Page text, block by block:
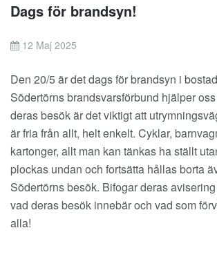
Dags för brandsyn!
12 Maj 2025
Den 20/5 är det dags för brandsyn i
Södertörns brandsvarsförbund hjälper
deras besök är det viktigt att
är fria från allt, helt enkelt. Cyklar,
kartonger, allt man kan tänkas ha ställt
plockas undan och fortsätta hållas borta
Södertörns besök. Bifogar deras
vad deras besök innebär och vad som
alla!